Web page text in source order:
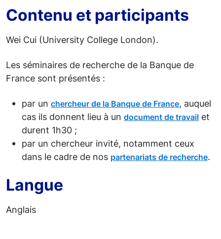
Contenu et participants
Wei Cui (University College London).
Les séminaires de recherche de la Banque de
France sont présentés :
par un chercheur de la Banque de France, auquel
cas ils donnent lieu à un document de travail et
durent 1h30 ;
par un chercheur invité, notamment ceux
dans le cadre de nos partenariats de recherche.
Langue
Anglais